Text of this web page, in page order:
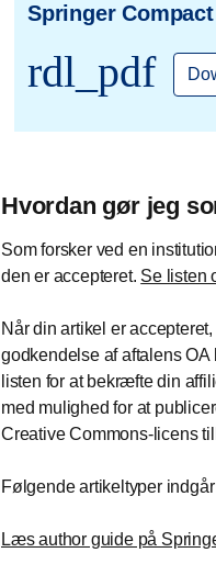
Springer
rdl_pdf
Hvordan gør jeg
Som forsker ved en
den er accepteret. Se listen
Når din artikel er
godkendelse af aftalens
listen for at bekræfte din
med mulighed for at
Creative Commons-licens
Følgende artikeltyper
Læs author guide på